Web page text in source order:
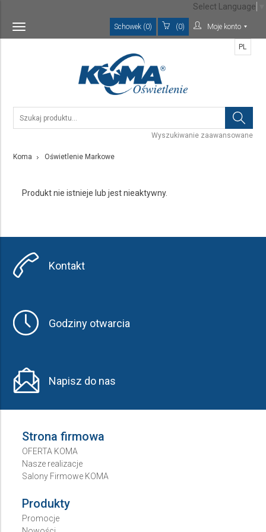
Toggle
navigation
Schowek (0) (0) Moje konto
Wyszukiwanie zaawansowane
PL
Koma Oświetlenie Markowe
Produkt nie istnieje lub jest nieaktywny.
Kontakt
Godziny otwarcia
Napisz do nas
Strona firmowa
OFERTA KOMA
Nasze realizacje
Salony Firmowe KOMA
Produkty
Promocje
Select Language